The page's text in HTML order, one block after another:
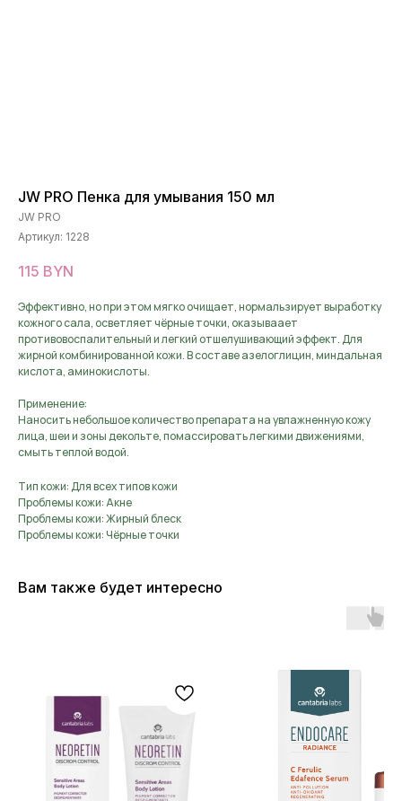
JW PRO Пенка для умывания 150 мл
JW PRO
Артикул: 1228
115 BYN
Эффективно, но при этом мягко очищает, нормальзирует выработку
кожного сала, осветляет чёрные точки, оказываает
противовоспалительный и легкий отшелушивающий эффект. Для
жирной комбинированной кожи. В составе азелоглицин, миндальная
кислота, аминокислоты.
Применение:
Наносить небольшое количество препарата на увлажненную кожу
лица, шеи и зоны декольте, помассировать легкими движениями,
смыть теплой водой.
Тип кожи: Для всех типов кожи
Проблемы кожи: Акне
Проблемы кожи: Жирный блеск
Проблемы кожи: Чёрные точки
Вам также будет интересно